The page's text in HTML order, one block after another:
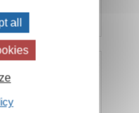
Hinzufügen
der Natur
all